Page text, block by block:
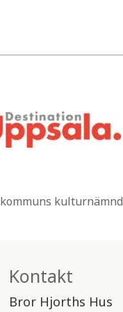
kulturnämnd
Kontakt
Bror Hjorths Hus